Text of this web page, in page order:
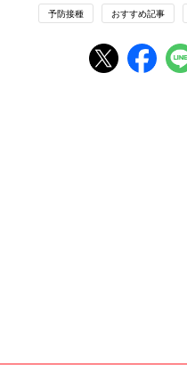
予防接種 おすすめ記事